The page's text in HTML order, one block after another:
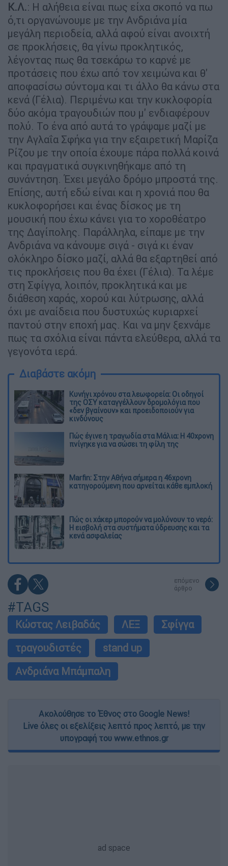
Κ.Λ.: Η αλήθεια είναι πως είχα σκοπό να πω
ό,τι οργανώνουμε με την Ανδριάνα μία
μεγάλη περιοδεία, αλλά αφού είναι ανοιχτή
σε προκλήσεις, θα γίνω προκλητικός,
λέγοντας πως θα τσεκάρω το καρνέ με
προτάσεις που έχω από τον χειμώνα και θ'
αποφασίσω σύντομα και τι άλλο θα κάνω στα
κενά (Γέλια). Περιμένω και την κυκλοφορία
δύο ακόμα τραγουδιών που μ' ενδιαφέρουν
πολύ. Το ένα από αυτά το γράψαμε μαζί με
την Αγλαΐα Σφήκα για την εξαιρετική Μαρίζα
Ρίζου με την οποία έχουμε πάρα πολλά κοινά
και πραγματικά συγκινηθήκαμε από τη
συνάντηση. Έχει μεγάλο δρόμο μπροστά της.
Επίσης, αυτή εδώ είναι και η χρονιά που θα
κυκλοφορήσει και ένας δίσκος με τη
μουσική που έχω κάνει για το χοροθέατρο
της Δαγίπολης. Παράλληλα, είπαμε με την
Ανδριάνα να κάνουμε σιγά - σιγά κι έναν
ολόκληρο δίσκο μαζί, αλλά θα εξαρτηθεί από
τις προκλήσεις που θα έχει (Γέλια). Τα λέμε
στη Σφίγγα, λοιπόν, προκλητικά και με
διάθεση χαράς, χορού και λύτρωσης, αλλά
όχι με αναίδεια που δυστυχώς κυριαρχεί
παντού στην εποχή μας. Και να μην ξεχνάμε
πως τα σχόλια είναι πάντα ελεύθερα, αλλά τα
γεγονότα ιερά.
Διαβάστε ακόμη
Κυνήγι χρόνου στα λεωφορεία: Οι οδηγοί
της ΟΣΥ καταγγέλλουν δρομολόγια που
«δεν βγαίνουν» και προειδοποιούν για
κινδύνους
Πώς έγινε η τραγωδία στα Μάλια: Η 40χρονη
πνίγηκε για να σώσει τη φίλη της
Marfin: Στην Αθήνα σήμερα η 46χρονη
κατηγορούμενη που αρνείται κάθε εμπλοκή
Πώς οι χάκερ μπορούν να μολύνουν το νερό:
Η εισβολή στα συστήματα ύδρευσης και τα
κενά ασφαλείας
επόμενο
άρθρο
#TAGS
Κώστας Λειβαδάς ΛΕΞ
Σφίγγα
τραγουδιστές
stand up
Ανδριάνα Μπάμπαλη
Ακολούθησε το Έθνος στο Google News!
Live όλες οι εξελίξεις λεπτό προς λεπτό, με την
υπογραφή του www.ethnos.gr